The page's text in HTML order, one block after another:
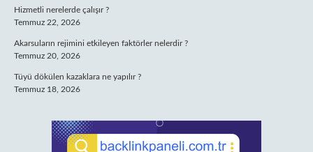
Hizmetli nerelerde çalışır ?
Temmuz 22, 2026
Akarsuların rejimini etkileyen faktörler nelerdir ?
Temmuz 20, 2026
Tüyü dökülen kazaklara ne yapılır ?
Temmuz 18, 2026